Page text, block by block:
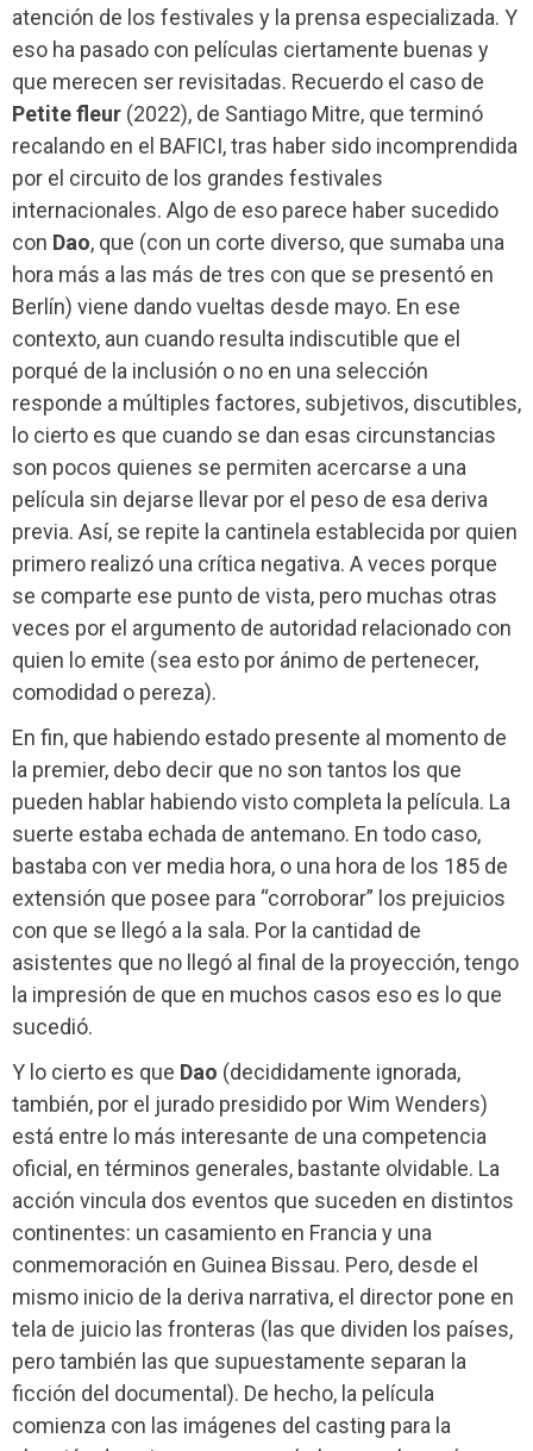
atención de los festivales y la prensa especializada. Y
eso ha pasado con películas ciertamente buenas y
que merecen ser revisitadas. Recuerdo el caso de
Petite fleur (2022), de Santiago Mitre, que terminó
recalando en el BAFICI, tras haber sido incomprendida
por el circuito de los grandes festivales
internacionales. Algo de eso parece haber sucedido
con Dao, que (con un corte diverso, que sumaba una
hora más a las más de tres con que se presentó en
Berlín) viene dando vueltas desde mayo. En ese
contexto, aun cuando resulta indiscutible que el
porqué de la inclusión o no en una selección
responde a múltiples factores, subjetivos, discutibles,
lo cierto es que cuando se dan esas circunstancias
son pocos quienes se permiten acercarse a una
película sin dejarse llevar por el peso de esa deriva
previa. Así, se repite la cantinela establecida por quien
primero realizó una crítica negativa. A veces porque
se comparte ese punto de vista, pero muchas otras
veces por el argumento de autoridad relacionado con
quien lo emite (sea esto por ánimo de pertenecer,
comodidad o pereza).
En fin, que habiendo estado presente al momento de
la premier, debo decir que no son tantos los que
pueden hablar habiendo visto completa la película. La
suerte estaba echada de antemano. En todo caso,
bastaba con ver media hora, o una hora de los 185 de
extensión que posee para “corroborar” los prejuicios
con que se llegó a la sala. Por la cantidad de
asistentes que no llegó al final de la proyección, tengo
la impresión de que en muchos casos eso es lo que
sucedió.
Y lo cierto es que Dao (decididamente ignorada,
también, por el jurado presidido por Wim Wenders)
está entre lo más interesante de una competencia
oficial, en términos generales, bastante olvidable. La
acción vincula dos eventos que suceden en distintos
continentes: un casamiento en Francia y una
conmemoración en Guinea Bissau. Pero, desde el
mismo inicio de la deriva narrativa, el director pone en
tela de juicio las fronteras (las que dividen los países,
pero también las que supuestamente separan la
ficción del documental). De hecho, la película
comienza con las imágenes del casting para la